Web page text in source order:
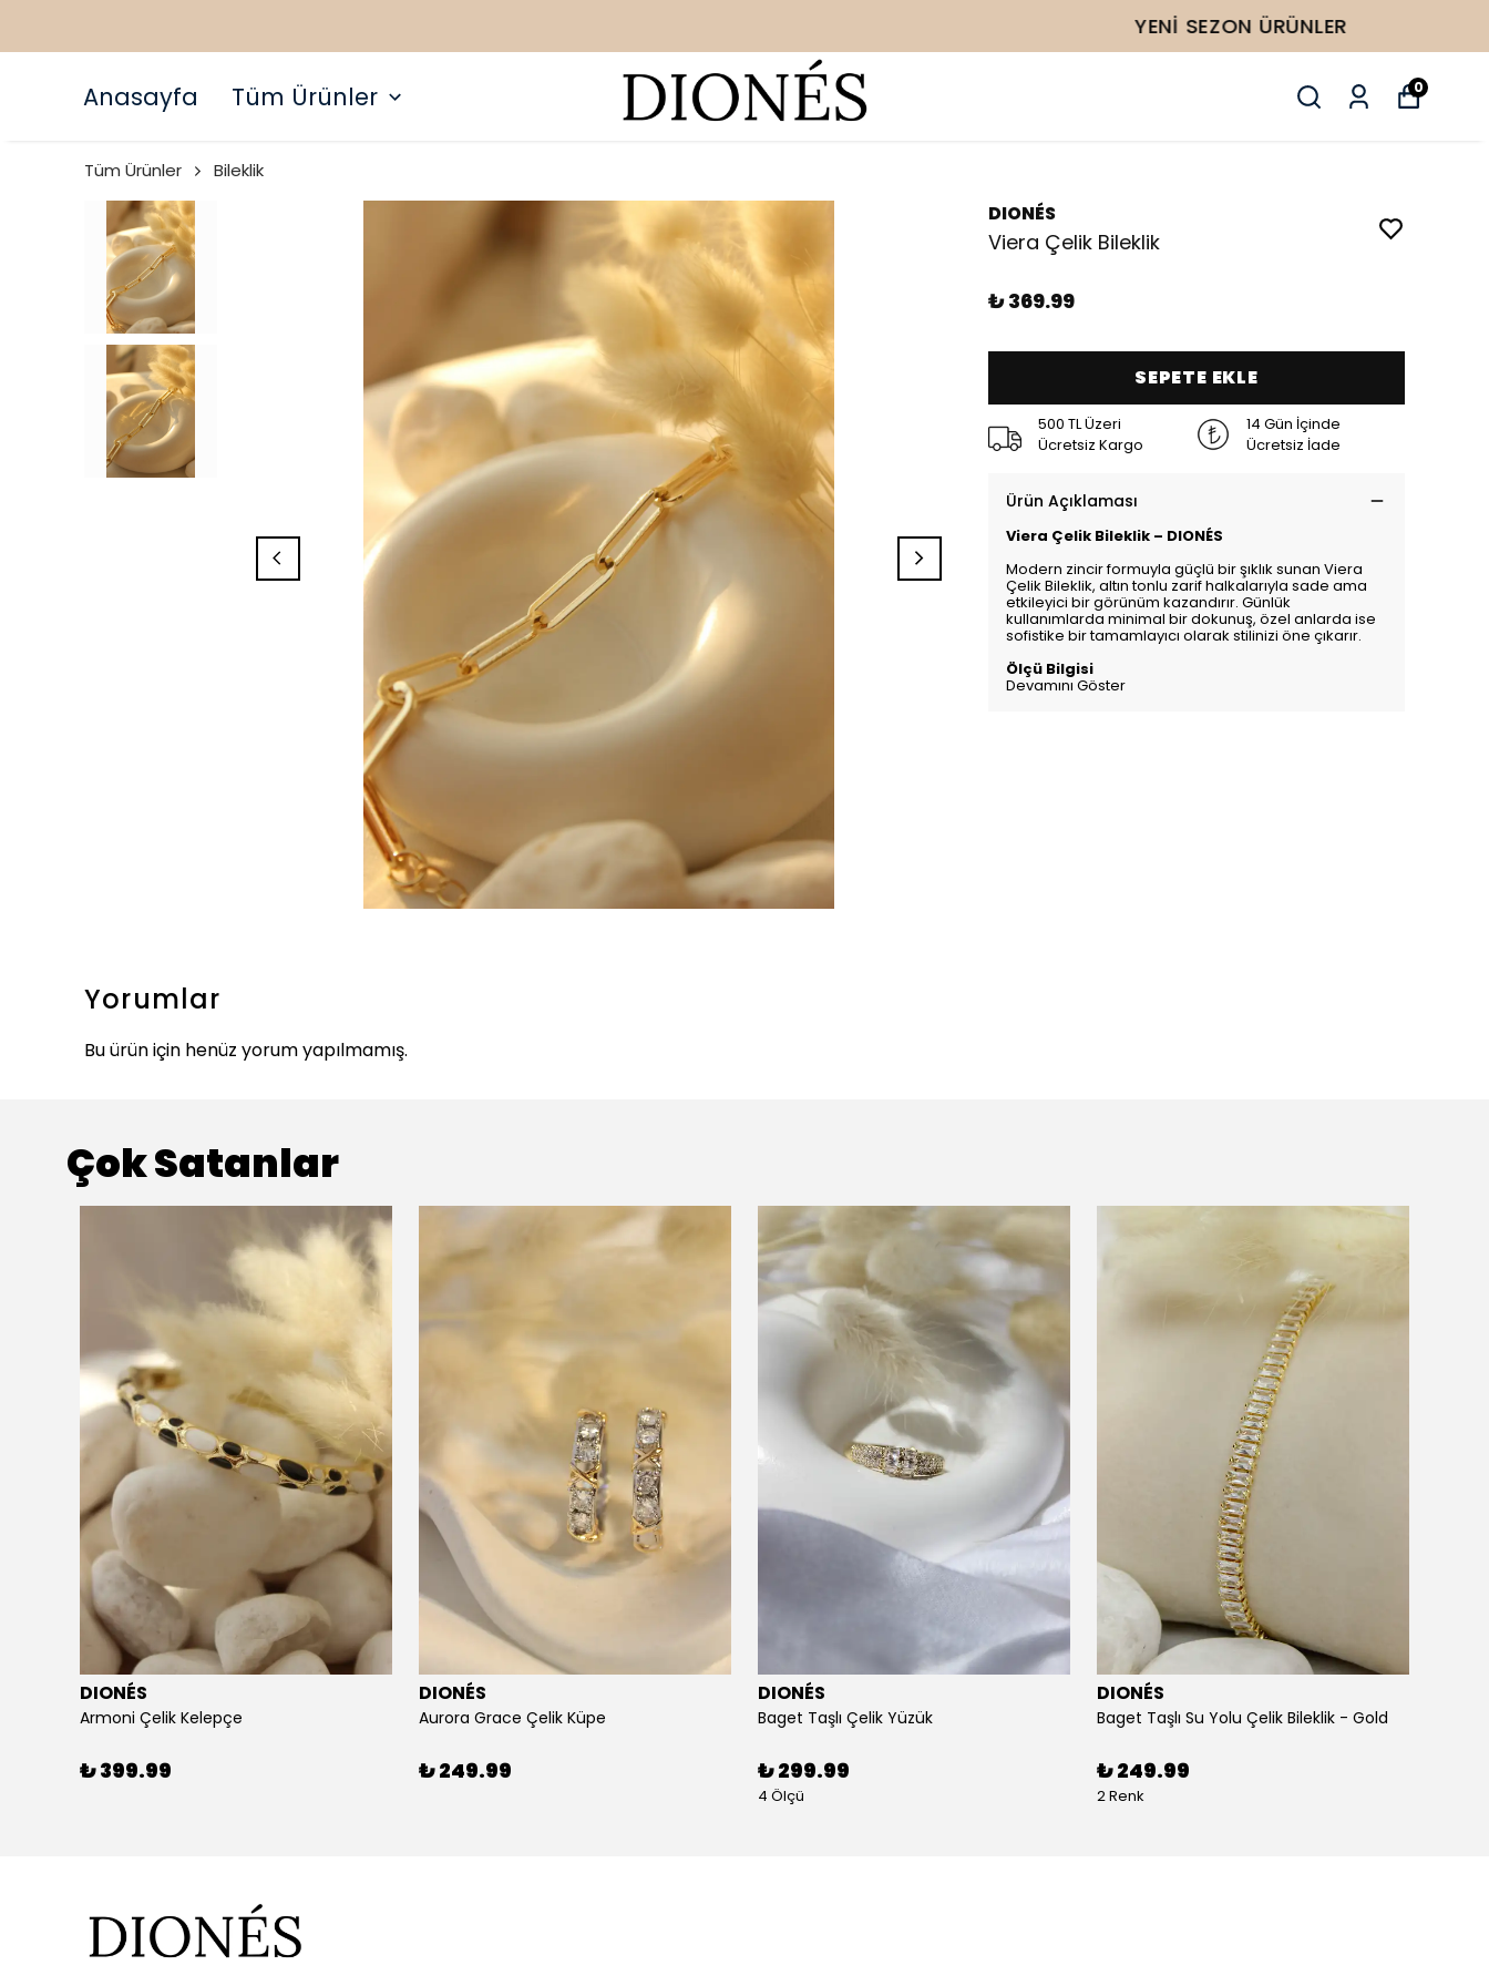
Anasayfa Tüm Ürünler 0
Tüm Ürünler Bileklik
DIONÉS
Viera Çelik Bileklik
₺ 369.99
SEPETE EKLE
500 TL Üzeri
Ücretsiz Kargo
14 Gün İçinde
Ücretsiz İade
Ürün Açıklaması
Viera Çelik Bileklik – DIONÉS
Modern zincir formuyla güçlü bir şıklık sunan Viera
Çelik Bileklik, altın tonlu zarif halkalarıyla sade ama
etkileyici bir görünüm kazandırır. Günlük
kullanımlarda minimal bir dokunuş, özel anlarda ise
sofistike bir tamamlayıcı olarak stilinizi öne çıkarır.
Ölçü Bilgisi
Devamını Göster
Yorumlar
Bu ürün için henüz yorum yapılmamış.
Çok Satanlar
DIONÉS
Armoni Çelik Kelepçe
₺ 399.99
DIONÉS
Aurora Grace Çelik Küpe
₺ 249.99
DIONÉS
Baget Taşlı Çelik Yüzük
₺ 299.99
4 Ölçü
DIONÉS
Baget Taşlı Su Yolu Çelik Bileklik - Gold
₺ 249.99
2 Renk